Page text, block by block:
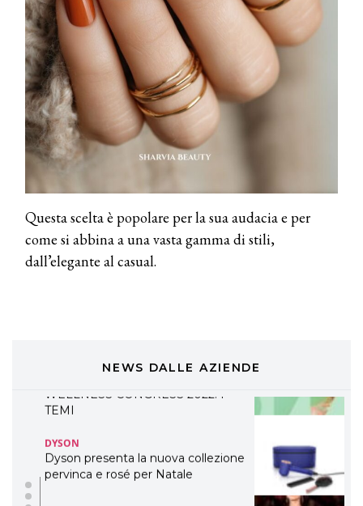
Questa scelta è popolare per la sua audacia e per
come si abbina a una vasta gamma di stili,
dall’elegante al casual.
NEWS DALLE AZIENDE
COTRIL
Continua la carrellata di look firmati
Cotril alla Festa del Cinema di Roma
TONI&GUY
A Natale regala una doppia
TONI&GUY “Feel Good Experience”!
TONI&GUY
eco-sostenibile linea di prodotti
professionali
DAVINES
Davines presenta cofanetti beauty
WELLNESS CONGRESS 2022: I
DYSON
pervinca e rosé per Natale